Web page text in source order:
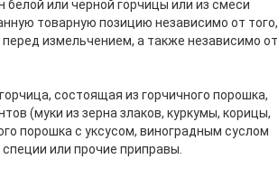
белой или черной горчицы или из смеси
товарную позицию независимо от того,
измельчением, а также независимо от
состоящая из горчичного порошка,
(муки из зерна злаков, куркумы, корицы,
порошка с уксусом, виноградным суслом
или прочие приправы.